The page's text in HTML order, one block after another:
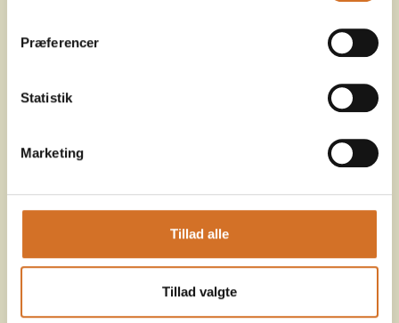
Præferencer
Statistik
Marketing
Tillad alle
Tillad valgte